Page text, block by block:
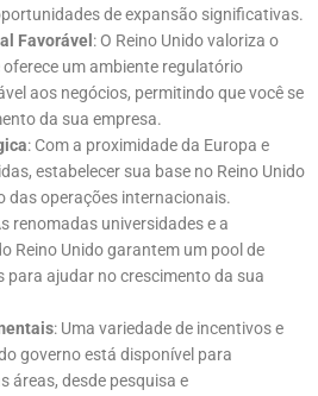
de expansão significativas.
Favorável : O Reino Unido valoriza o
um ambiente regulatório
aos negócios, permitindo que você se
da sua empresa.
: Com a proximidade da Europa e
estabelecer sua base no Reino Unido
das operações internacionais.
renomadas universidades e a
Reino Unido garantem um pool de
para ajudar no crescimento da sua
: Uma variedade de incentivos e
governo está disponível para
áreas, desde pesquisa e